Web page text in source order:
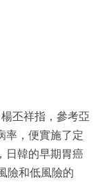
丕祥指，參考亞
率，便實施了定
日韓的早期胃癌
險和低風險的